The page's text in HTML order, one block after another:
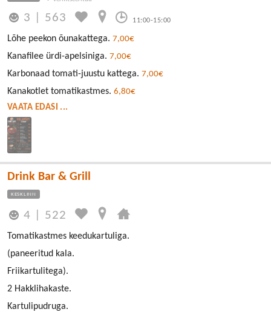
3 563 11:00-15:00
Lõhe peekon õunakattega. 7,00€
Kanafilee ürdi-apelsiniga. 7,00€
Karbonaad tomati-juustu kattega. 7,00€
Kanakotlet tomatikastmes. 6,80€
VAATA EDASI ...
Drink Bar & Grill
KESKLINN
4 522
Tomatikastmes keedukartuliga.
(paneeritud kala.
Friikartulitega).
2 Hakklihakaste.
Kartulipudruga.